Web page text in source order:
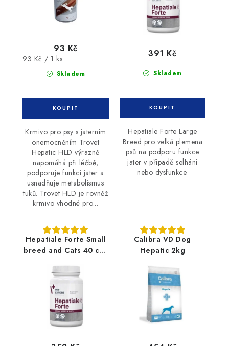
Skladem
93 Kč
Měrná
93 Kč / 1 ks
Krmivo pro psy s jaterním
onemocněním Trovet
Hepatic HLD výrazně
napomáhá při léčbě,
podporuje funkci jater a
usnadňuje metabolismus
tuků. Trovet HLD je rovněž
krmivo vhodné pro...
Skladem
391 Kč
Hepatiale Forte Large
Breed pro velká plemena
psů na podporu funkce
jater v případě selhání
nebo dysfunkce.
Hepatiale Forte Small
breed and Cats 40 cps
Calibra VD Dog
Hepatic 2kg